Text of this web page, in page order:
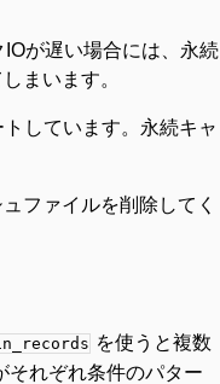
が遅い場合には、永続
まいます。
しています。永続キャ
ファイルを削除してく
を使うと複数
それぞれ条件のパター